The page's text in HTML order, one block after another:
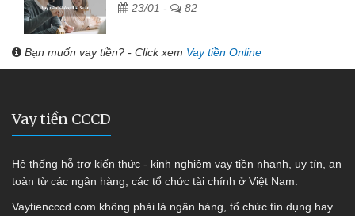
23/01 - 82
Bạn muốn vay tiền? - Click xem Vay tiền Online
Vay tiền CCCD
Hệ thống hỗ trợ kiến thức - kinh nghiệm vay tiền nhanh, uy tín, an
toàn từ các ngân hàng, các tổ chức tài chính ở Việt Nam.
Vaytiencccd.com không phải là ngân hàng, tổ chức tín dụng hay